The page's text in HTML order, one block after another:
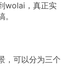
wolai，真正实
，可以分为三个